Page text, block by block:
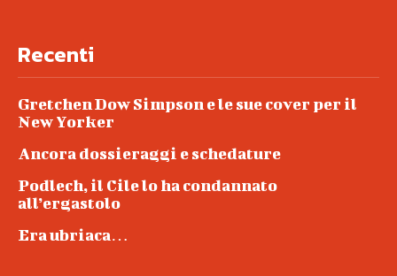
Recenti
Gretchen Dow Simpson e le sue cover per il
New Yorker
Ancora dossieraggi e schedature
Podlech, il Cile lo ha condannato
all’ergastolo
Era ubriaca…